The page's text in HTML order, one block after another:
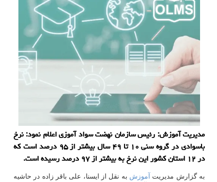
مدیریت آموزش: ​​​​​​​رئیس سازمان نهضت سواد آموزی اعلام نمود: نرخ
باسوادی در گروه سنی ۱۰ تا ۴۹ سال بیشتر از ۹۵ درصد است كه
در ۱۲ استان كشور این نرخ به بیشتر از ۹۷ درصد رسیده است.
به گزارش مدیریت آموزش به نقل از ایسنا، علی باقر زاده در حاشیه